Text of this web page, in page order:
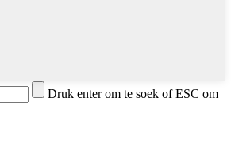
Druk enter om te soek of ESC om